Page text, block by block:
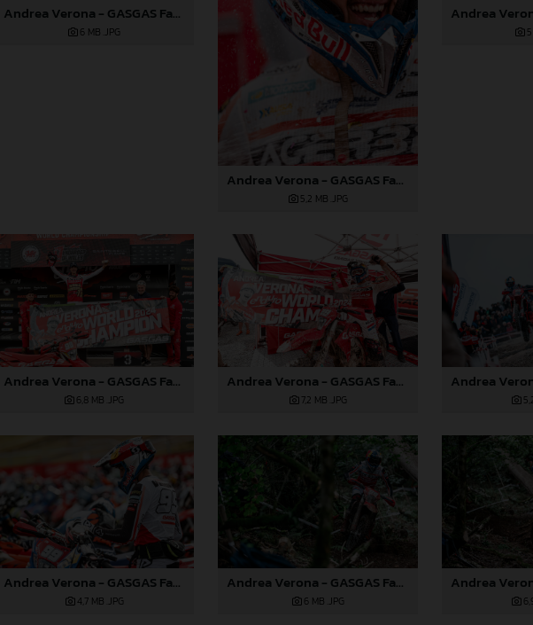
Andrea Verona - GASGAS Factory Racing - 2024 EnduroGP World Championship - Round 6, Wales
6 MB .JPG
Andrea Verona - GASGAS Factory Racing - 2024 EnduroGP World Championship - Round 6, Wales
5,2 MB .JPG
Andrea Verona - GASGAS Factory Racing - 2024 EnduroGP World Championship - Round 6, Wales
6,8 MB .JPG
Andrea Verona - GASGAS Factory Racing - 2024 EnduroGP World Championship - Round 6, Wales
7,2 MB .JPG
Andrea Verona - GASGAS Factory Racing - 2024 EnduroGP World Championship - Round 6, Wales
4,7 MB .JPG
Andrea Verona - GASGAS Factory Racing - 2024 EnduroGP World Championship - Round 6, Wales
6 MB .JPG